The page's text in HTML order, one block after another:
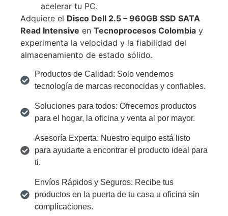
acelerar tu PC.
Adquiere el Disco Dell 2.5 – 960GB SSD SATA
Read Intensive en Tecnoprocesos Colombia y
experimenta la velocidad y la fiabilidad del
almacenamiento de estado sólido.
Productos de Calidad: Solo vendemos
tecnología de marcas reconocidas y confiables.
Soluciones para todos: Ofrecemos productos
para el hogar, la oficina y venta al por mayor.
Asesoría Experta: Nuestro equipo está listo
para ayudarte a encontrar el producto ideal para
ti.
Envíos Rápidos y Seguros: Recibe tus
productos en la puerta de tu casa u oficina sin
complicaciones.